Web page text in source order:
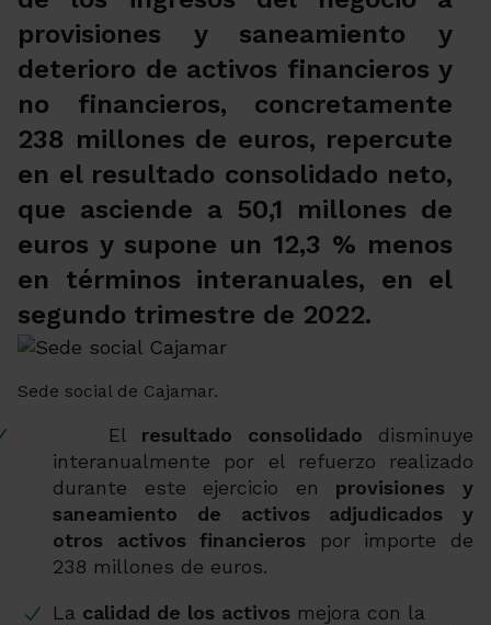
provisiones y saneamiento y
deterioro de activos financieros y
no financieros, concretamente
238 millones de euros, repercute
en el resultado consolidado neto,
que asciende a 50,1 millones de
euros y supone un 12,3 % menos
en términos interanuales, en el
segundo trimestre de 2022.
Sede social de Cajamar.
El resultado consolidado disminuye
interanualmente por el refuerzo realizado
durante este ejercicio en provisiones y
saneamiento de activos adjudicados y
otros activos financieros por importe de
238 millones de euros.
La calidad de los activos mejora con la